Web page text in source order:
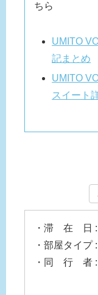
ちら
UMITO
記まとめ
UMITO
スイート
・滞 在 日 :
・部屋タイプ
・同 行 者 :